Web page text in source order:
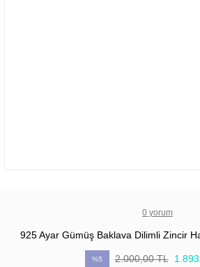
0 yorum
925 Ayar Gümüş Baklava Dilimli Zincir
%5 2.000,00 TL